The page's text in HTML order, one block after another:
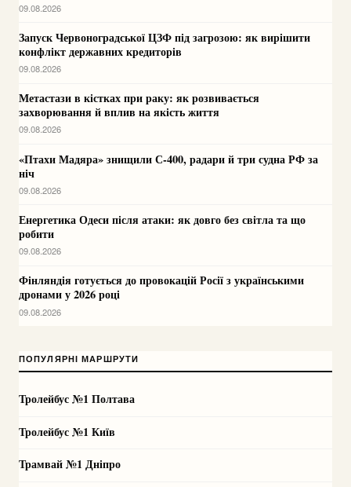
09.08.2026
Запуск Червоноградської ЦЗФ під загрозою: як вирішити
конфлікт державних кредиторів
09.08.2026
Метастази в кістках при раку: як розвивається
захворювання й вплив на якість життя
09.08.2026
«Птахи Мадяра» знищили С-400, радари й три судна РФ за
ніч
09.08.2026
Енергетика Одеси після атаки: як довго без світла та що
робити
09.08.2026
Фінляндія готується до провокацій Росії з українськими
дронами у 2026 році
09.08.2026
ПОПУЛЯРНІ МАРШРУТИ
Тролейбус №1 Полтава
Тролейбус №1 Київ
Трамвай №1 Дніпро